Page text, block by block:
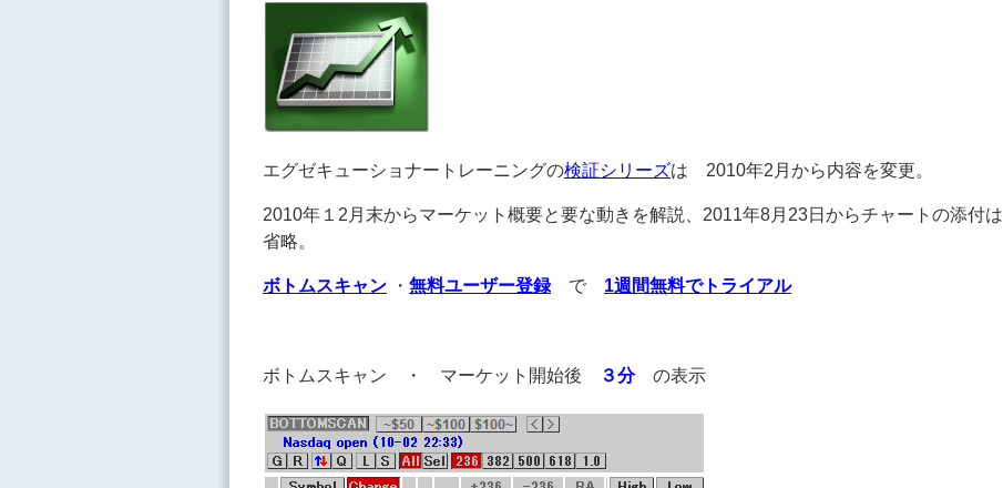
エグゼキューショナートレーニングの検証シリーズは 2010年2月から内容を変更。
2010年１2月末からマーケット概要と要な動きを解説、2011年8月23日からチャートの添付は
省略。
ボトムスキャン ・ 無料ユーザー登録で 1週間無料でトライアル
ボトムスキャン ・ マーケット開始後 ３分の表示